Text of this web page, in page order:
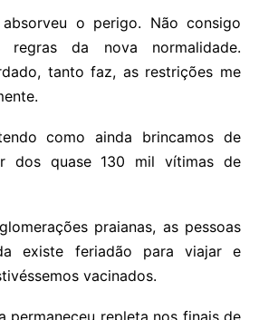
o perigo. Não consigo
da nova normalidade.
tanto faz, as restrições me
como ainda brincamos de
dos quase 130 mil vítimas de
praianas, as pessoas
existe feriadão para viajar e
vacinados.